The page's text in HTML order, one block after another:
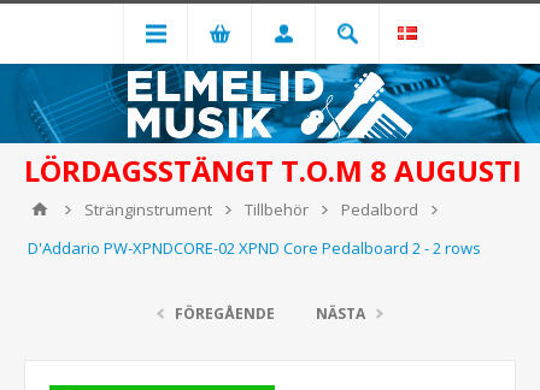
LÖRDAGSSTÄNGT T.O.M 8 AUGUSTI
Stränginstrument Tillbehör
Pedalbord
D'Addario PW-XPNDCORE-02 XPND Core Pedalboard 2 - 2 rows
FÖREGÅENDE NÄSTA